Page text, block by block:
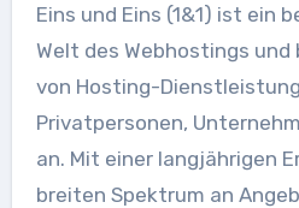
Eins und Eins (1&1) ist ein
Welt des Webhostings
von Hosting-
Privatpersonen,
an. Mit einer langjährigen
breiten Spektrum an